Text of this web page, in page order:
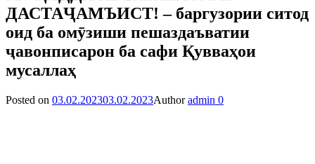
ДАСТАҶАМЪИСТ! – баргузории ситод
оид ба омӯзиши пешаздаъватии
ҷавонписарон ба сафи Қувваҳои
мусаллаҳ
Posted on 03.02.202303.02.2023Author admin 0